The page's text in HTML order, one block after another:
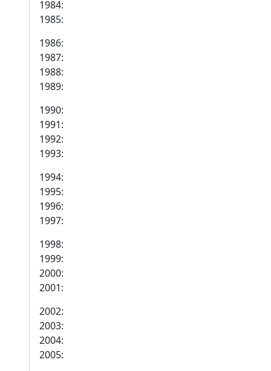
1984:
1985:
1986:
1987:
1988:
1989:
1990:
1991:
1992:
1993:
1994:
1995:
1996:
1997:
1998:
1999:
2000:
2001:
2002:
2003:
2004:
2005: